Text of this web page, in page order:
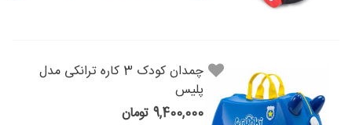
چمدان کودک 3 کاره ترانکی مدل
پلیس
9,400,000 تومان